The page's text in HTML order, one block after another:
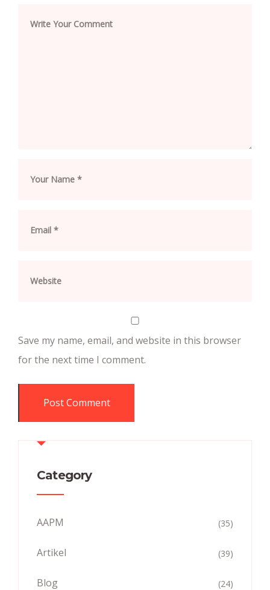
Save my name, email, and website in this browser
for the next time I comment.
Category
AAPM (35)
Artikel (39)
Blog (24)